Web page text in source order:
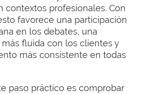
contextos profesionales. Con
favorece una participación
en los debates, una
fluida con los clientes y
más consistente en todas
paso práctico es comprobar